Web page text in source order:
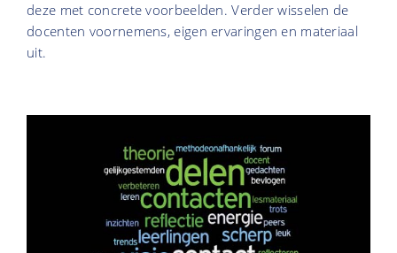
deze met concrete voorbeelden. Verder wisselen de
docenten voornemens, eigen ervaringen en materiaal
uit.